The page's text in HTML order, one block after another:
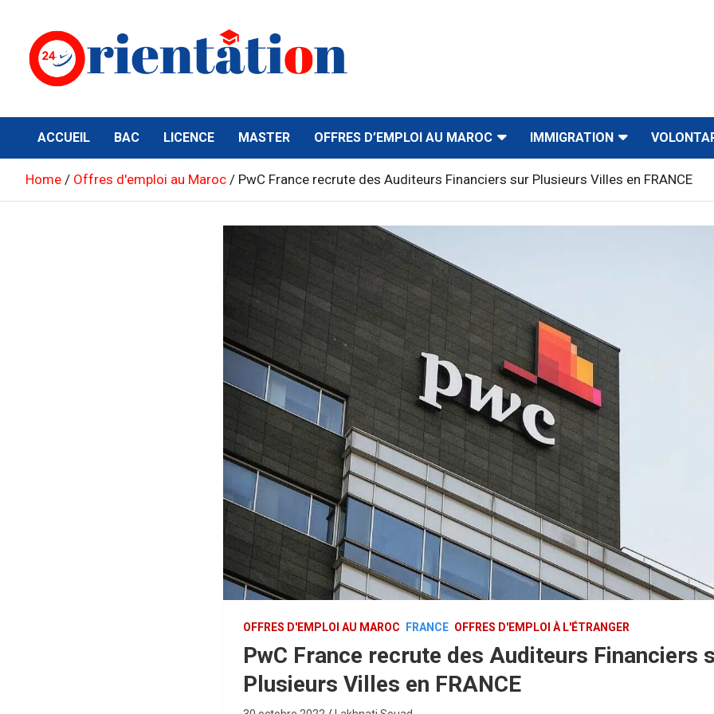
content
Orientation24
ACCUEIL BAC LICENCE MASTER OFFRES D’EMPLOI AU MAROC IMMIGRATION
Home Offres d'emploi au Maroc PwC France recrute des Auditeurs Financiers sur Plusieurs Villes en FRANCE
OFFRES D'EMPLOI AU MAROC FRANCE OFFRES D'EMPLOI À L'ÉTRANGER
PwC France recrute des Auditeurs Financiers
Plusieurs Villes en FRANCE